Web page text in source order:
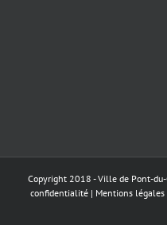
Copyright 2018 - Ville de Pont-du-
confidentialité | Mentions légales